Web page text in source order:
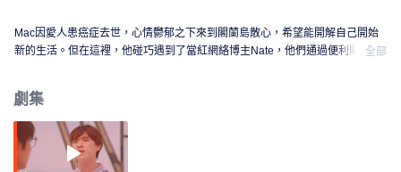
Mac因愛人患癌症去世，心情鬱郁之下來到閣蘭島散心，希望能開解自己開始
新的生活。但在這裡，他碰巧遇到了當紅網絡博主Nate，他們通過便利貼交全部
劇集